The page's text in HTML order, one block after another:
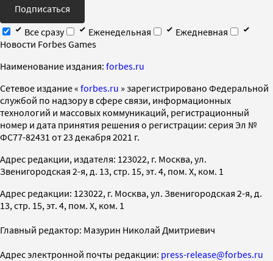
Подписаться
Все сразу
Еженедельная
Ежедневная
Новости Forbes Games
Наименование издания: forbes.ru
Cетевое издание « forbes.ru » зарегистрировано Федеральной
службой по надзору в сфере связи, информационных
технологий и массовых коммуникаций, регистрационный
номер и дата принятия решения о регистрации: серия Эл №
ФС77-82431 от 23 декабря 2021 г.
Адрес редакции, издателя: 123022, г. Москва, ул.
Звенигородская 2-я, д. 13, стр. 15, эт. 4, пом. X, ком. 1
Адрес редакции: 123022, г. Москва, ул. Звенигородская 2-я, д.
13, стр. 15, эт. 4, пом. X, ком. 1
Главный редактор: Мазурин Николай Дмитриевич
Адрес электронной почты редакции: press-release@forbes.ru